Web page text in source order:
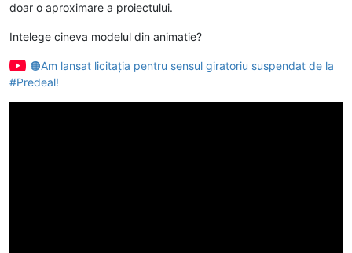
doar o aproximare a proiectului.
Intelege cineva modelul din animatie?
🟠Am lansat licitația pentru sensul giratoriu suspendat de la
#Predeal!